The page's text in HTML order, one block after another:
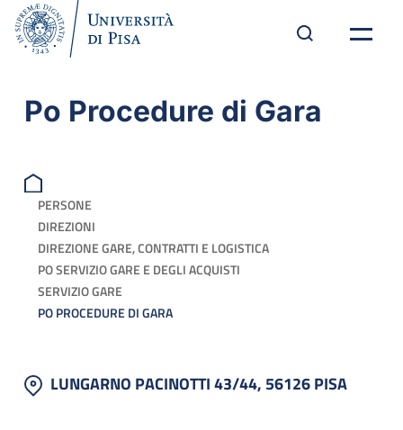
Po Procedure di Gara
PERSONE
DIREZIONI
DIREZIONE GARE, CONTRATTI E LOGISTICA
PO SERVIZIO GARE E DEGLI ACQUISTI
SERVIZIO GARE
PO PROCEDURE DI GARA
LUNGARNO PACINOTTI 43/44, 56126 PISA